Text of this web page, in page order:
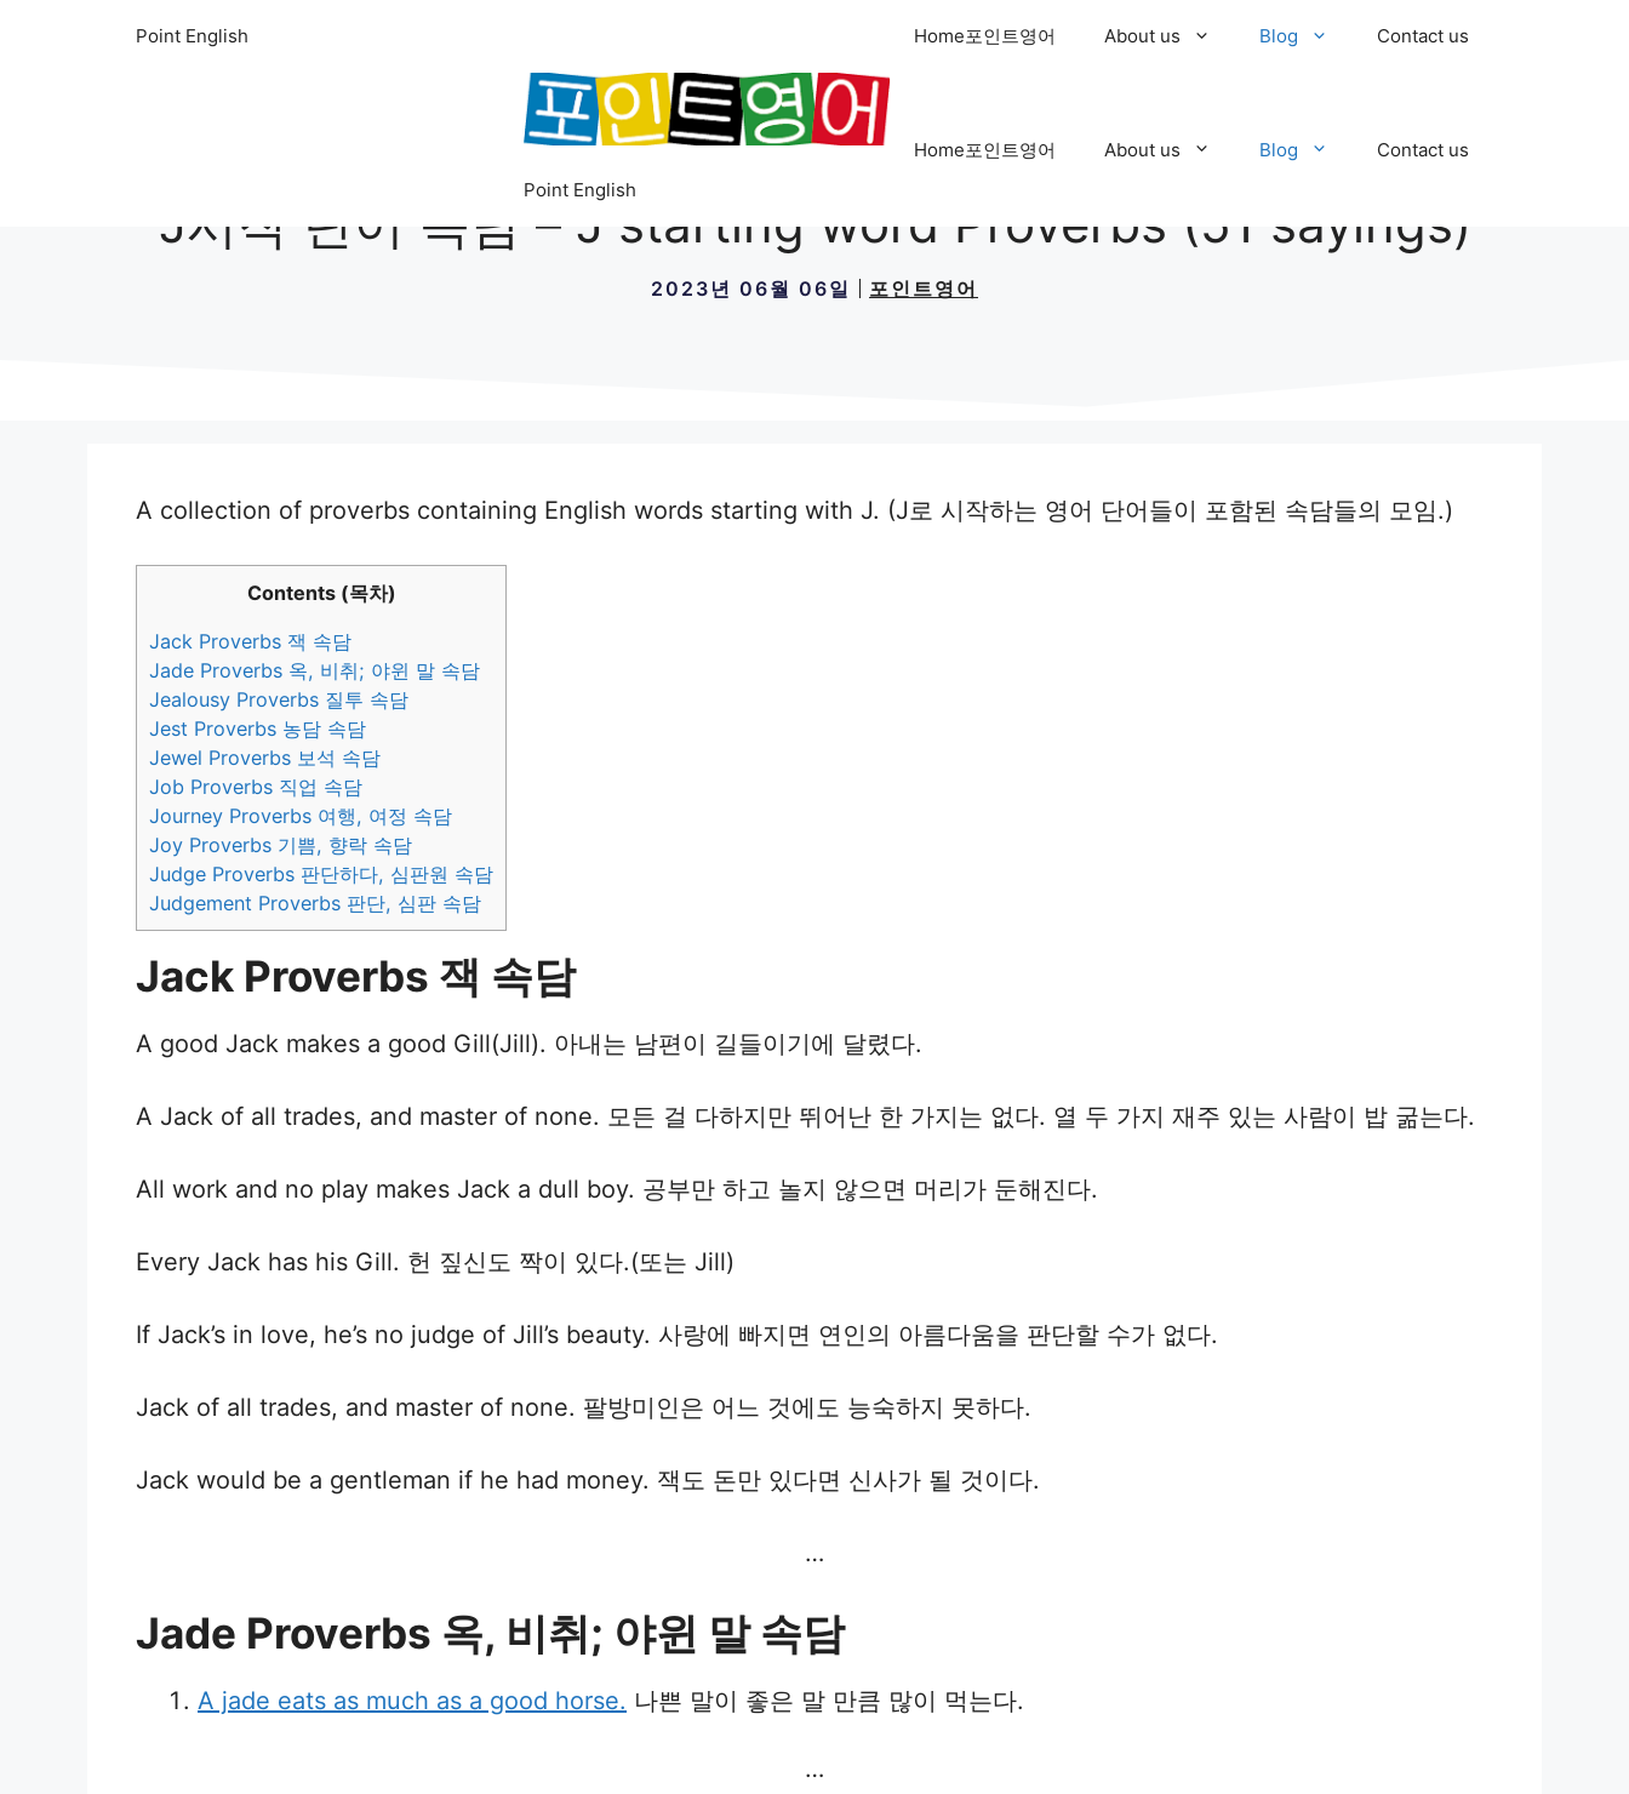
Point English Home포인트영어 About us Blog Contact us
Point English
Home포인트영어 About us Blog Contact us
J시작 단어 속담 – J starting word Proverbs (51 sayings)
2023년 06월 06일 포인트영어
A collection of proverbs containing English words starting with J. (J로 시작하는 영어 단어들이 포함된 속담들의 모임.)
Contents (목차)
Jack Proverbs 잭 속담
Jade Proverbs 옥, 비취; 야윈 말 속담
Jealousy Proverbs 질투 속담
Jest Proverbs 농담 속담
Jewel Proverbs 보석 속담
Job Proverbs 직업 속담
Journey Proverbs 여행, 여정 속담
Joy Proverbs 기쁨, 향락 속담
Judge Proverbs 판단하다, 심판원 속담
Judgement Proverbs 판단, 심판 속담
Jack Proverbs 잭 속담
A good Jack makes a good Gill(Jill). 아내는 남편이 길들이기에 달렸다.
A Jack of all trades, and master of none. 모든 걸 다하지만 뛰어난 한 가지는 없다. 열 두 가지 재주 있는 사람이 밥 굶는다.
All work and no play makes Jack a dull boy. 공부만 하고 놀지 않으면 머리가 둔해진다.
Every Jack has his Gill. 헌 짚신도 짝이 있다.(또는 Jill)
If Jack’s in love, he’s no judge of Jill’s beauty. 사랑에 빠지면 연인의 아름다움을 판단할 수가 없다.
Jack of all trades, and master of none. 팔방미인은 어느 것에도 능숙하지 못하다.
Jack would be a gentleman if he had money. 잭도 돈만 있다면 신사가 될 것이다.
…
Jade Proverbs 옥, 비취; 야윈 말 속담
A jade eats as much as a good horse. 나쁜 말이 좋은 말 만큼 많이 먹는다.
…